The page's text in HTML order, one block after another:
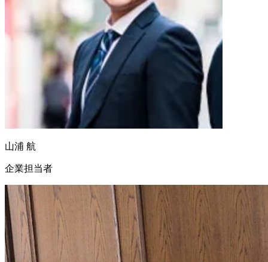
山浦 航
企業担当者